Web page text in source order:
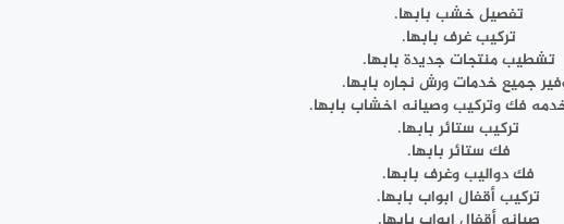
تفصيل خشب بابها.
تركيب غرف بابها.
تشطيب منتجات جديدة بابها.
جميع خدمات ورش نجاره بابها.
فك وتركيب وصيانه اخشاب بابها.
تركيب ستائر بابها.
فك ستائر بابها.
فك دواليب وغرف بابها.
تركيب أقفال ابواب بابها.